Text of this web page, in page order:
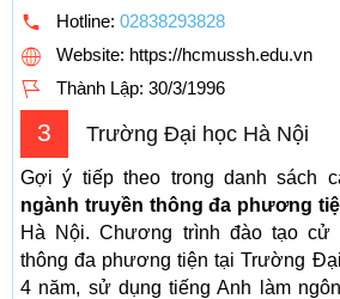
Hotline: 02838293828
Website: https://hcmussh.edu.vn
Thành Lập: 30/3/1996
3 Trường Đại học Hà Nội
Gợi ý tiếp theo trong danh sách
ngành truyền thông đa phương
Hà Nội. Chương trình đào tạo cử
thông đa phương tiện tại Trường
4 năm, sử dụng tiếng Anh làm